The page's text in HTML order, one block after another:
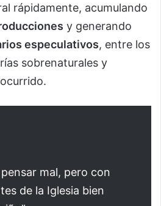
rápidamente, acumulando
y generando
especulativos, entre los
sobrenaturales y
mal, pero con
de la Iglesia bien